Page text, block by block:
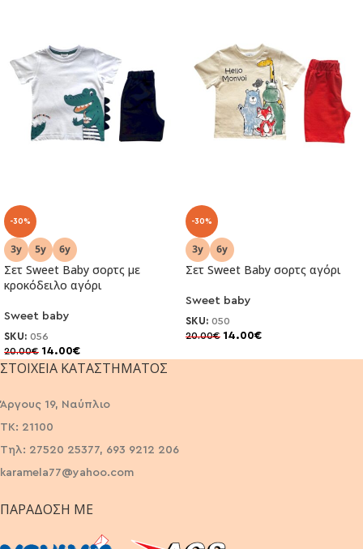
-30%
Σετ Sweet Baby σορτς με
κροκόδειλο αγόρι
Sweet baby
SKU: 056
20.00€ 14.00€
-30%
Σετ Sweet Baby σορτς αγόρι
Sweet baby
SKU: 050
20.00€ 14.00€
ΣΤΟΙΧΕΊΑ ΚΑΤΑΣΤΉΜΑΤΟΣ
Άργους 19, Ναύπλιο
ΤΚ: 21100
Τηλ: 27520 25377, 693 9212 206
karamela77@yahoo.com
ΠΑΡΆΔΟΣΗ ΜΕ